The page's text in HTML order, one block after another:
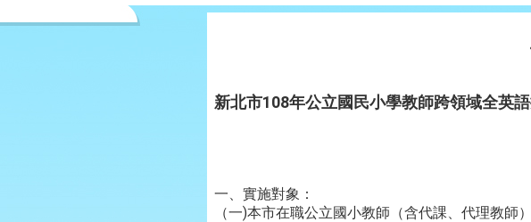
新北市108年公立國民小學教師跨領域全英
一、實施對象：
（一)本市在職公立國小教師（含代課、代理教